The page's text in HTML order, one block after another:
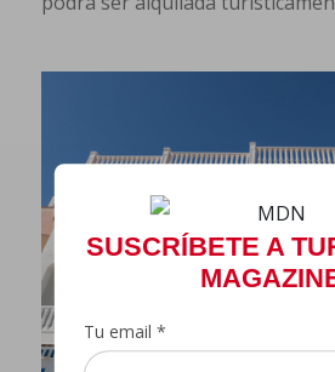
SUSCRÍBETE A
Tu email *